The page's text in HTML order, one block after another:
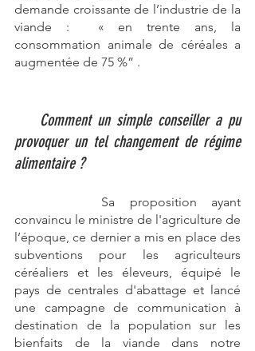
demande croissante de l’industrie de la
viande :  « en trente ans, la
consommation animale de céréales a
augmentée de 75 %” .
Comment un simple conseiller a pu
provoquer un tel changement de régime
alimentaire ?
convaincu le ministre de l'agriculture de
l’époque, ce dernier a mis en place des
subventions pour les agriculteurs
céréaliers et les éleveurs, équipé le
pays de centrales d'abattage et lancé
une campagne de communication à
destination de la population sur les
bienfaits de la viande dans notre